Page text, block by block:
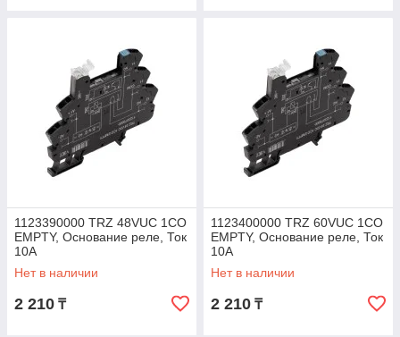
1123390000 TRZ 48VUC 1CO
EMPTY, Основание реле, Ток
10A
Нет в наличии
2 210 ₸
1123400000 TRZ 60VUC 1CO
EMPTY, Основание реле, Ток
10A
Нет в наличии
2 210 ₸